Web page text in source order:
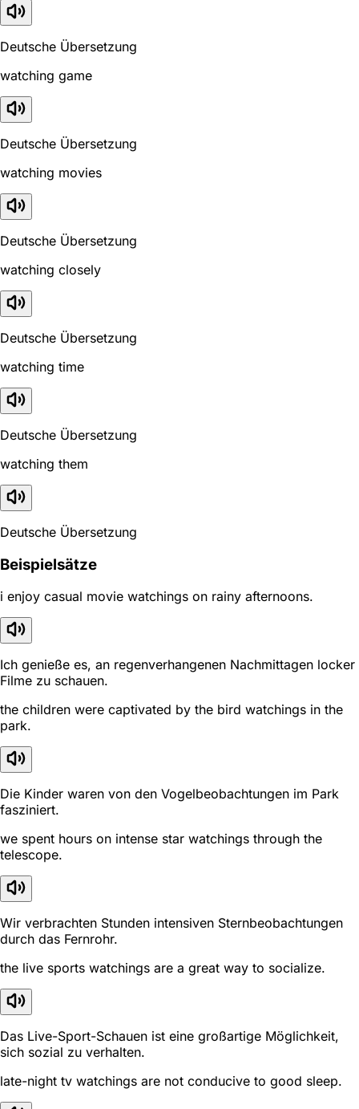
Deutsche Übersetzung
watching game
Deutsche Übersetzung
watching movies
Deutsche Übersetzung
watching closely
Deutsche Übersetzung
watching time
Deutsche Übersetzung
watching them
Deutsche Übersetzung
Beispielsätze
i enjoy casual movie watchings on rainy afternoons.
Ich genieße es, an regenverhangenen Nachmittagen locker
Filme zu schauen.
the children were captivated by the bird watchings in the
park.
Die Kinder waren von den Vogelbeobachtungen im Park
fasziniert.
we spent hours on intense star watchings through the
telescope.
Wir verbrachten Stunden intensiven Sternbeobachtungen
durch das Fernrohr.
the live sports watchings are a great way to socialize.
Das Live-Sport-Schauen ist eine großartige Möglichkeit,
sich sozial zu verhalten.
late-night tv watchings are not conducive to good sleep.